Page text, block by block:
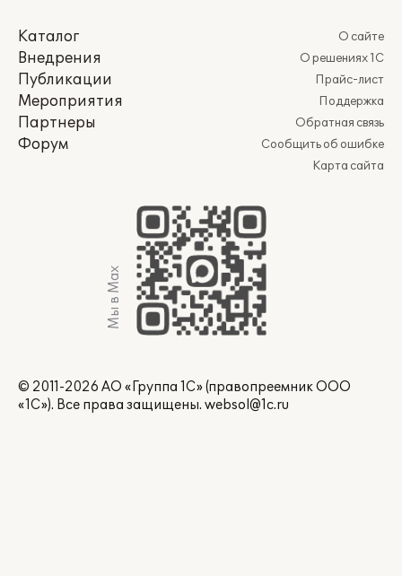
Каталог
Внедрения
Публикации
Мероприятия
Партнеры
Форум
О сайте
О решениях 1С
Прайс-лист
Поддержка
Обратная связь
Сообщить об ошибке
Карта сайта
Мы в Max
© 2011-2026 АО «Группа 1С» (правопреемник ООО
«1С»). Все права защищены. websol@1c.ru